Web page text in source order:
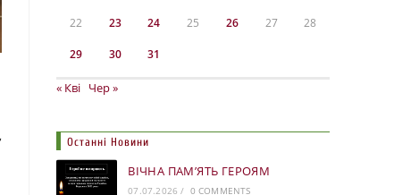
22 23 24 25 26 27 28
29 30 31
« Кві Чер »
Останні Новини
ВІЧНА ПАМ’ЯТЬ ГЕРОЯМ
07.07.2026 / 0 COMMENTS